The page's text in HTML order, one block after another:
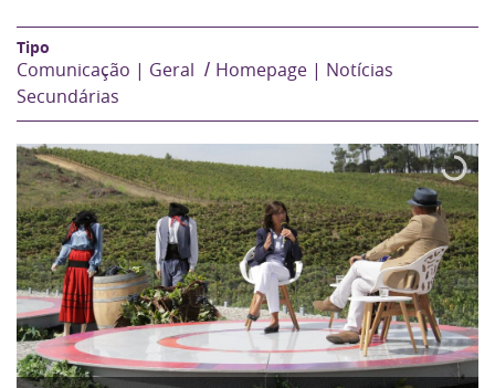
Comunicação | Geral
Homepage | Notícias
Secundárias